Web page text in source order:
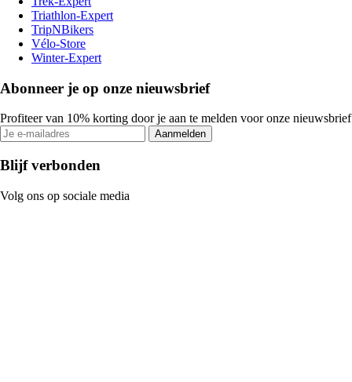
Triathlon-Expert
TripNBikers
Vélo-Store
Winter-Expert
Abonneer je op onze nieuwsbrief
Profiteer van 10% korting door je aan te melden voor onze nieuwsbrief
Aanmelden
Blijf verbonden
Volg ons op sociale media